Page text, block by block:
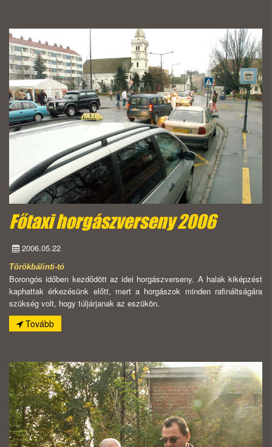
Főtaxi horgászverseny 2006
2006.05.22
Törökbálinti-tó
Borongós időben kezdődött az idei horgászverseny. A halak kiképzést
kaphattak érkezésünk előtt, mert a horgászok minden rafináltságára
szükség volt, hogy túljárjanak az eszükön.
Tovább